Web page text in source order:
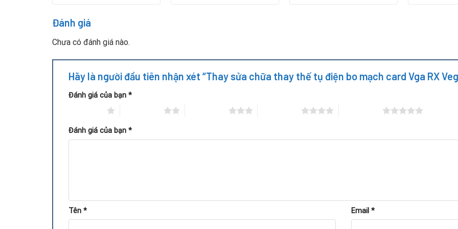
Kiểm tra tổng thể:Đánh giá tình trạng card để xác định lỗi chính xác.
Chẩn đoán tụ điện:Sử dụng thiết bị đo chuyên dụng để xác định tụ hỏng.
Đánh giá
Chưa có đánh giá nào.
Hãy là người đầu tiên nhận xét “Thay sửa chữa thay thế tụ điện bo mạch card Vga RX
Đánh giá của bạn *
Đánh giá của bạn *
Tên * Email *